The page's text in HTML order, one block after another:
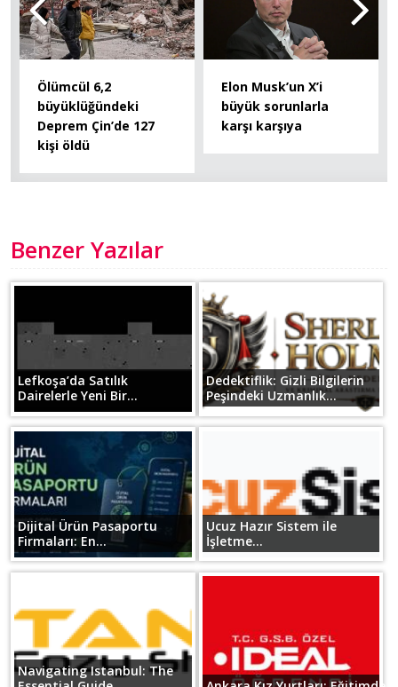
Ölümcül 6,2
büyüklüğündeki
Deprem Çin’de 127
kişi öldü
Elon Musk’un X’i
büyük sorunlarla
karşı karşıya
Benzer Yazılar
Lefkoşa’da Satılık
Dairelerle Yeni Bir...
Dedektiflik: Gizli Bilgilerin
Peşindeki Uzmanlık...
Dijital Ürün Pasaportu
Firmaları: En...
Ucuz Hazır Sistem ile
İşletme...
Navigating Istanbul: The